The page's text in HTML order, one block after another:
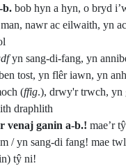
b. bob hyn a hyn, o bryd
nawr ac eilwaith, yn
yn sang-di-fang, yn
tost, yn flêr iawn, yn
(ffig.), drwy'r trwch, yn
draphlith
venaj ganin a-b.! mae’r
/ yn sang-di fang! mae
tŷ ni!